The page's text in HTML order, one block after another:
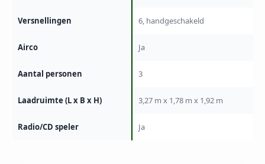
Versnellingen 6, handgeschakeld
Airco Ja
Aantal personen 3
Laadruimte (L x B x H) 3,27 m x 1,78 m x 1,92 m
Radio/CD speler Ja